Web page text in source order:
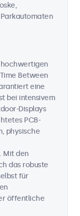
Between
eine
bei intensivem
Displays
PCB-
physische
Mit den
das robuste
für
öffentliche